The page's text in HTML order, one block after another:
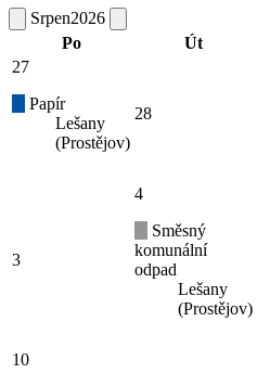
Srpen2026
Po
Út
27
Papír
Lešany
(Prostějov)
28
3
4
Směsný
komunální
odpad
Lešany
(Prostějov)
10